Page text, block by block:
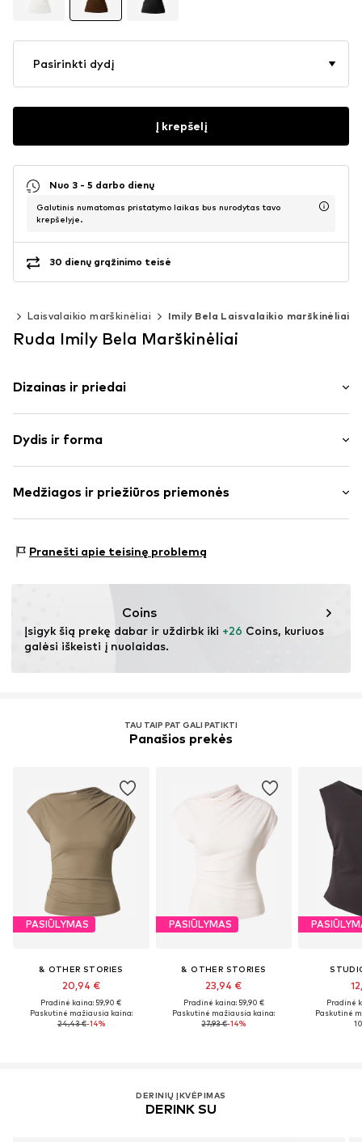
Pasirinkti dydį
Į krepšelį
Nuo 3 - 5 darbo dienų
Galutinis numatomas pristatymo laikas bus nurodytas tavo
krepšelyje.
30 dienų grąžinimo teisė
Laisvalaikio marškinėliai Imily Bela Laisvalaikio marškinėliai
Ruda Imily Bela Marškinėliai
Dizainas ir priedai
plonas trikotažas
Drapiruotas / rauktas
Dygsniuotas apvadas / kraštas
Lanksti tekstūra
Dydis ir forma
Ilgis: Normalaus ilgio
Pritaikomumas: Siauras prigludimas
Dydžių lentelė
Medžiagos ir priežiūros priemonės
Elastanas
Pranešti apie teisinę problemą
Coins
Įsigyk šią prekę dabar ir uždirbk iki +26 Coins, kuriuos
galėsi iškeisti į nuolaidas.
TAU TAIP PAT GALI PATIKTI
Panašios prekės
PASIŪLYMAS
& OTHER STORIES
20,94 €
Pradinė kaina: 59,90 €
Paskutinė mažiausia kaina:
24,43 €-14%
PASIŪLYMAS
& OTHER STORIES
23,94 €
Pradinė kaina: 59,90 €
Paskutinė mažiausia kaina:
27,93 €-14%
Pradinė
Paskutinė
DERINIŲ ĮKVĖPIMAS
DERINK SU